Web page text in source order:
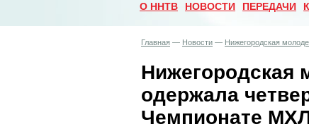
О ННТВ НОВОСТИ ПЕРЕДАЧИ
Главная — Новости — Нижегородская
Нижегородская
одержала
Чемпионате